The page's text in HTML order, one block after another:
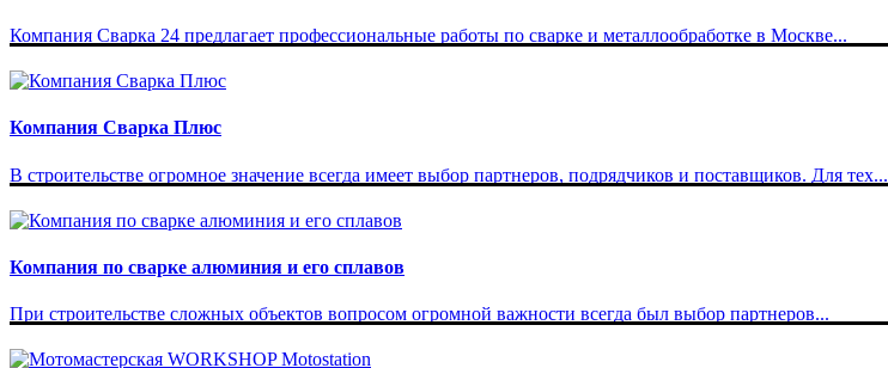
Компания Сварка 24 предлагает профессиональные работы по сварке и металлообработке в Москве...
Компания Сварка Плюс
В строительстве огромное значение всегда имеет выбор партнеров, подрядчиков и поставщиков. Для тех...
Компания по сварке алюминия и его сплавов
При строительстве сложных объектов вопросом огромной важности всегда был выбор партнеров...